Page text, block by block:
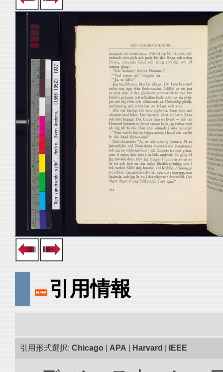
引用情報
引用形式選択: Chicago APA Harvard IEEE